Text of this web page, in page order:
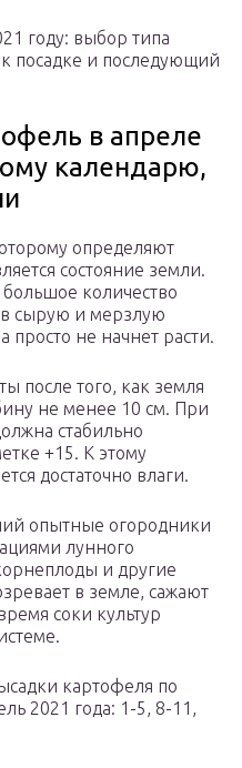
году: выбор типа
посадке и последующий
в апреле
календарю,
определяют
состояние земли.
количество
в сырую и мерзлую
не начнет расти.
после того, как земля
не менее 10 см. При
стабильно
+15. К этому
достаточно влаги.
опытные огородники
лунного
и другие
в земле, сажают
соки культур
картофеля по
2021 года: 1-5, 8-11,